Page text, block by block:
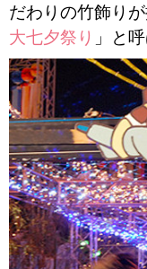
だわりの竹飾り
大七夕祭り 」と